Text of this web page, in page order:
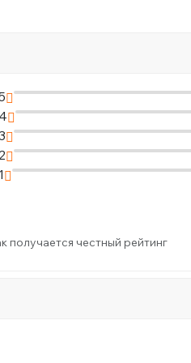
4
2
1
получается честный рейтинг